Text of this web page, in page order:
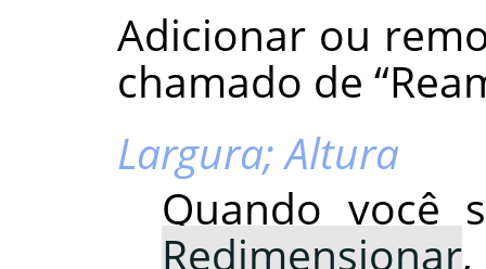
Adicionar ou
chamado de “
Largura; Altura
Quando você
Redimensionar